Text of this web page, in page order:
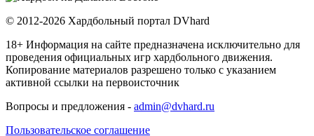
© 2012-2026 Хардбольный портал DVhard
18+ Информация на сайте предназначена исключительно для
проведения официальных игр хардбольного движения.
Копирование материалов разрешено только с указанием
активной ссылки на первоисточник
Вопросы и предложения - admin@dvhard.ru
Пользовательское соглашение